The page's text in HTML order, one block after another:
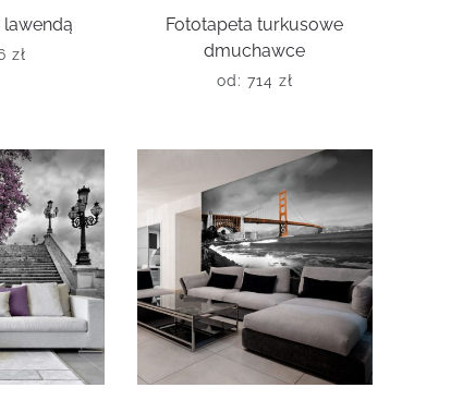
lawendą
zł
Fototapeta turkusowe
dmuchawce
od: 714 zł